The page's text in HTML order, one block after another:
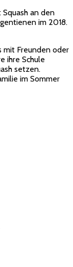
an den
im 2018.
mit Freunden oder
ihre Schule
setzen.
im Sommer